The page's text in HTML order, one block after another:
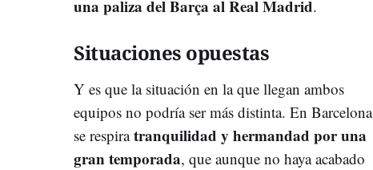
una paliza del Barça al Real Madrid.
Situaciones opuestas
Y es que la situación en la que llegan ambos
equipos no podría ser más distinta. En Barcelona
se respiratranquilidad y hermandad por una
gran temporada, que aunque no haya acabado